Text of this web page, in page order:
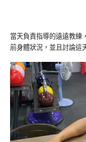
當天負責指導的遠遠教練
前身體狀況，並且討論這